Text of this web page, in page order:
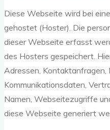
Diese Webseite wird bei
gehostet (Hoster). Die
dieser Webseite erfasst
des Hosters gespeichert.
Adressen, Kontaktanfragen,
Kommunikationsdaten,
Namen, Webseitezugriffe
diese Webseite generiert